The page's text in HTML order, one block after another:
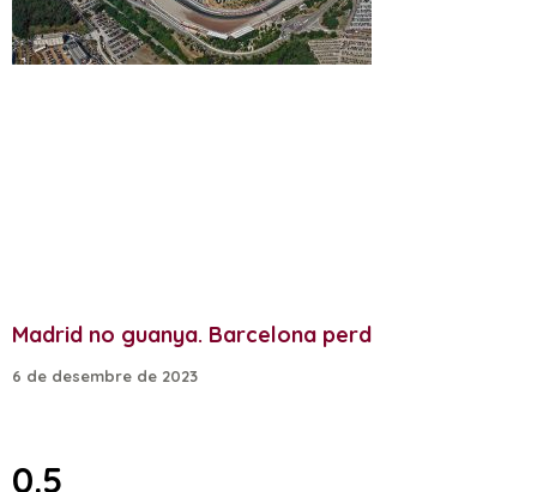
Madrid no guanya. Barcelona perd
6 de desembre de 2023